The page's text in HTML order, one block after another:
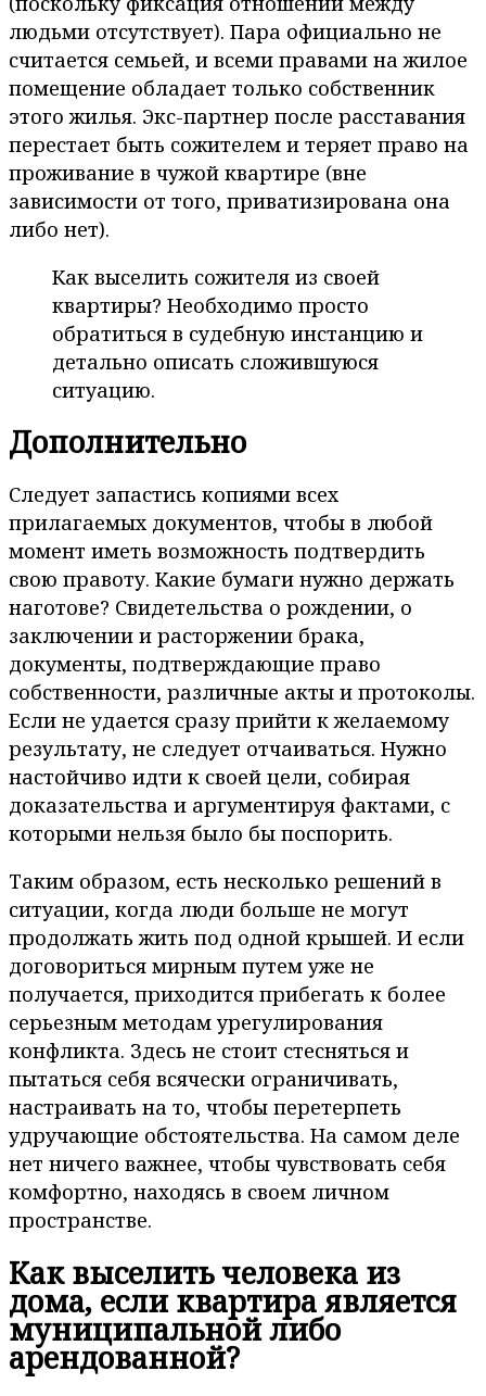
людьми отсутствует). Пара официально не
считается семьей, и всеми правами на жилое
помещение обладает только собственник
этого жилья. Экс-партнер после расставания
перестает быть сожителем и теряет право на
проживание в чужой квартире (вне
зависимости от того, приватизирована она
либо нет).
Как выселить сожителя из своей
квартиры? Необходимо просто
обратиться в судебную инстанцию и
детально описать сложившуюся
ситуацию.
Дополнительно
Следует запастись копиями всех
прилагаемых документов, чтобы в любой
момент иметь возможность подтвердить
свою правоту. Какие бумаги нужно держать
наготове? Свидетельства о рождении, о
заключении и расторжении брака,
документы, подтверждающие право
собственности, различные акты и протоколы.
Если не удается сразу прийти к желаемому
результату, не следует отчаиваться. Нужно
настойчиво идти к своей цели, собирая
доказательства и аргументируя фактами, с
которыми нельзя было бы поспорить.
Таким образом, есть несколько решений в
ситуации, когда люди больше не могут
продолжать жить под одной крышей. И если
договориться мирным путем уже не
получается, приходится прибегать к более
серьезным методам урегулирования
конфликта. Здесь не стоит стесняться и
пытаться себя всячески ограничивать,
настраивать на то, чтобы перетерпеть
удручающие обстоятельства. На самом деле
нет ничего важнее, чтобы чувствовать себя
комфортно, находясь в своем личном
пространстве.
Как выселить человека из
дома, если квартира является
муниципальной либо
арендованной?